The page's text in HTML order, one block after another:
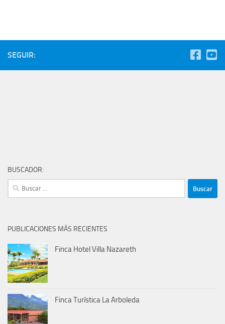
SEGUIR:
BUSCADOR:
Buscar:
PUBLICACIONES MÁS RECIENTES
Finca Hotel Villa Nazareth
Finca Turística La Arboleda